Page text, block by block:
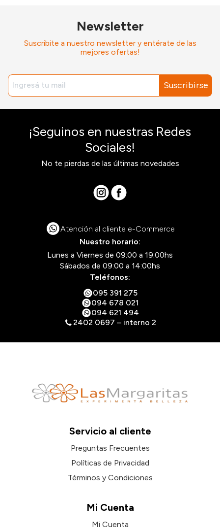
Newsletter
Suscribite a nuestro newsletter y entérate de las
mejores ofertas!
Suscribirse
¡Seguinos en nuestras Redes
Sociales!
No te pierdas de las últimas novedades
Atención al cliente e-Commerce
Nuestro horario:
Lunes a Viernes de 09:00 a 19:00hs
Sábados de 09:00 a 14:00hs
Teléfonos:
095 391 275
094 678 021
094 621 494
2402 0697 – interno 2
Servicio al cliente
Preguntas Frecuentes
Políticas de Privacidad
Términos y Condiciones
Mi Cuenta
Mi Cuenta